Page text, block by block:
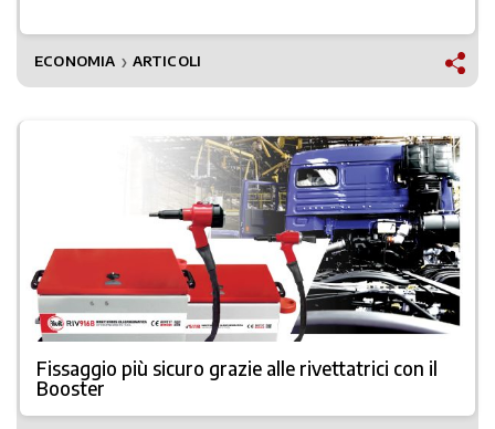
ECONOMIA ❯ ARTICOLI
Fissaggio più sicuro grazie alle rivettatrici con il
Booster